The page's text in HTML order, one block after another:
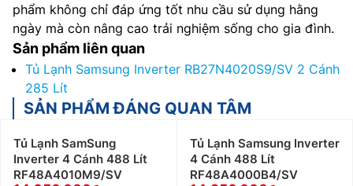
phẩm không chỉ đáp ứng tốt nhu cầu sử dụng hằng
ngày mà còn nâng cao trải nghiệm sống cho gia đình.
Sản phẩm liên quan
Tủ Lạnh Samsung Inverter RB27N4020S9/SV 2 Cánh
285 Lít
SẢN PHẨM ĐÁNG QUAN TÂM
Tủ Lạnh SamSung
Inverter 4 Cánh 488 Lít
RF48A4010M9/SV
Tủ Lạnh Samsung Inverter
4 Cánh 488 Lít
RF48A4000B4/SV